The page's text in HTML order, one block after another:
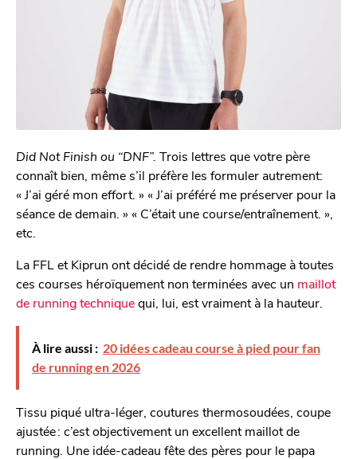
Did Not Finish ou “DNF”. Trois lettres que votre père
connaît bien, même s’il préfère les formuler autrement:
« J’ai géré mon effort. » « J’ai préféré me préserver pour la
séance de demain. » « C’était une course/entraînement. »,
etc.
La FFL et Kiprun ont décidé de rendre hommage à toutes
ces courses héroïquement non terminées avec un maillot
de running techniquequi, lui, est vraiment à la hauteur.
À lire aussi : 20 idées cadeau course à pied pour fan
de running en 2026
Tissu piqué ultra-léger, coutures thermosoudées, coupe
ajustée : c’est objectivement un excellent maillot de
running. Une idée-cadeau fête des pères pour le papa